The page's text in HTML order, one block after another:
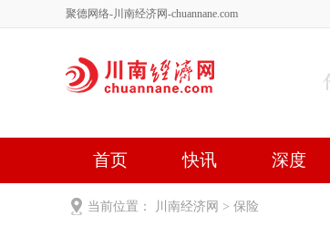
聚德网络-川南经济网-chuannane.com
首页 快讯 深度
健康 文艺
当前位置： 川南经济网 > 保险